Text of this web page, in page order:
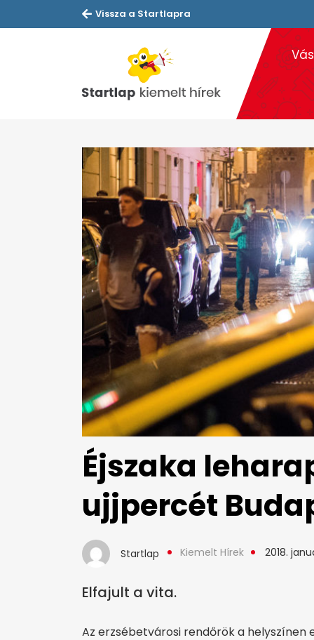
Vissza a Startlapra
Éjszaka
ujjpercét
Startlap Kiemelt Hírek 2018.
Elfajult a vita.
Az erzsébetvárosi rendőrök a